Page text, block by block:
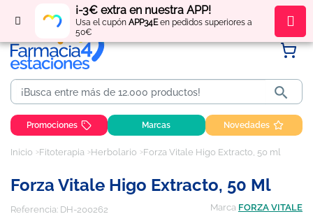
¡-3€ extra en nuestra APP!
Usa el cupón APP34Een pedidos superiores a
50€
Regístratey obténpuntos por tus compras

Promociones Marcas Novedades
Inicio Fitoterapia Herbolario Forza Vitale Higo Extracto, 50 ml
Forza Vitale Higo Extracto, 50 Ml
Referencia: DH-200262 Marca FORZA VITALE